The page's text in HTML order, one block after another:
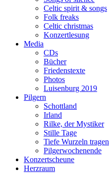
Celtic spirit & songs
Folk freaks
Celtic christmas
Konzertlesung
Media
CDs
Bücher
Friedenstexte
Photos
Luisenburg 2019
Pilgern
Schottland
Irland
Rilke, der Mystiker
Stille Tage
Tiefe Wurzeln tragen
Pilgerwochenende
Konzertscheune
Herzraum